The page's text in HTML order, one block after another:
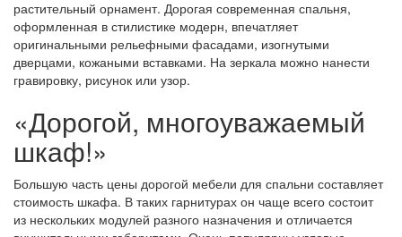
растительный орнамент. Дорогая современная спальня,
оформленная в стилистике модерн, впечатляет
оригинальными рельефными фасадами, изогнутыми
дверцами, кожаными вставками. На зеркала можно нанести
гравировку, рисунок или узор.
«Дорогой, многоуважаемый
шкаф!»
Большую часть цены дорогой мебели для спальни составляет
стоимость шкафа. В таких гарнитурах он чаще всего состоит
из нескольких модулей разного назначения и отличается